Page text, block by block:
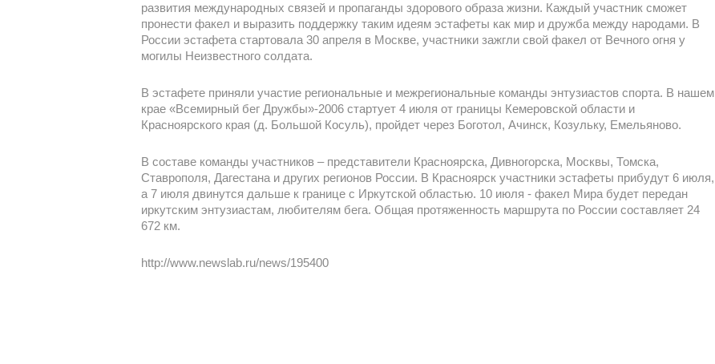
развития международных связей и пропаганды здорового образа жизни. Каждый участник сможет
пронести факел и выразить поддержку таким идеям эстафеты как мир и дружба между народами. В
России эстафета стартовала 30 апреля в Москве, участники зажгли свой факел от Вечного огня у
могилы Неизвестного солдата.
В эстафете приняли участие региональные и межрегиональные команды энтузиастов спорта. В нашем
крае «Всемирный бег Дружбы»-2006 стартует 4 июля от границы Кемеровской области и
Красноярского края (д. Большой Косуль), пройдет через Боготол, Ачинск, Козульку, Емельяново.
В составе команды участников – представители Красноярска, Дивногорска, Москвы, Томска,
Ставрополя, Дагестана и других регионов России. В Красноярск участники эстафеты прибудут 6 июля,
а 7 июля двинутся дальше к границе с Иркутской областью. 10 июля - факел Мира будет передан
иркутским энтузиастам, любителям бега. Общая протяженность маршрута по России составляет 24
672 км.
http://www.newslab.ru/news/195400